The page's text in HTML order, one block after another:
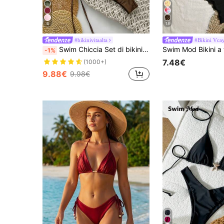
6
#bikinivitaalta
-1% Swim Chiccia Set di bikini semplici da donna per la primavera/estate, in tinta unita, con spalline sottili, decorazione in metallo a conchiglia e lacci laterali
(1000+)
9.88€ 9.98€
18
#Bikini
7.48€